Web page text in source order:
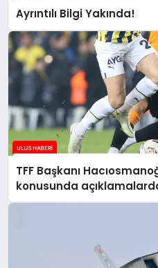
Ayrıntılı Bilgi Yakında!
TFF Başkanı
konusunda